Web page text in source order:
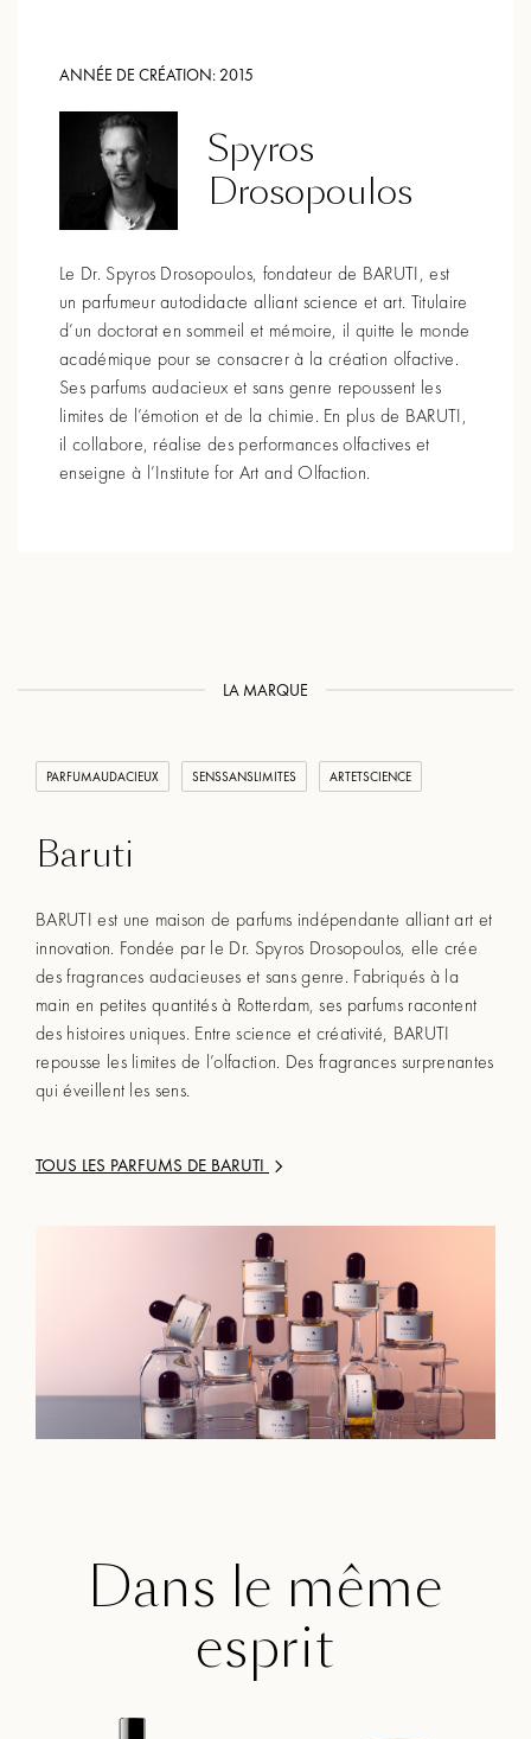
ANNÉE DE CRÉATION: 2015
Spyros
Drosopoulos
Le Dr. Spyros Drosopoulos, fondateur de BARUTI, est
un parfumeur autodidacte alliant science et art. Titulaire
d’un doctorat en sommeil et mémoire, il quitte le monde
académique pour se consacrer à la création olfactive.
Ses parfums audacieux et sans genre repoussent les
limites de l’émotion et de la chimie. En plus de BARUTI,
il collabore, réalise des performances olfactives et
enseigne à l’Institute for Art and Olfaction.
LA MARQUE
PARFUMAUDACIEUX SENSSANSLIMITES ARTETSCIENCE
Baruti
BARUTI est une maison de parfums indépendante alliant art et
innovation. Fondée par le Dr. Spyros Drosopoulos, elle crée
des fragrances audacieuses et sans genre. Fabriqués à la
main en petites quantités à Rotterdam, ses parfums racontent
des histoires uniques. Entre science et créativité, BARUTI
repousse les limites de l’olfaction. Des fragrances surprenantes
qui éveillent les sens.
TOUS LES PARFUMS DE BARUTI
Dans le même
esprit